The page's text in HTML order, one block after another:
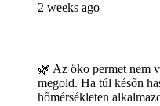
2 weeks ago
🌿 Az öko permet nem
megold. Ha túl későn
hőmérsékleten